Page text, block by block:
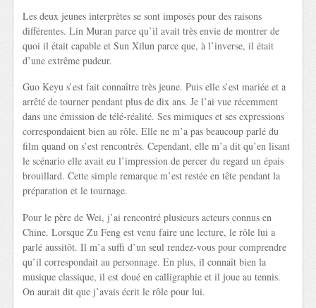
Les deux jeunes interprètes se sont imposés pour des raisons
différentes. Lin Muran parce qu’il avait très envie de montrer de
quoi il était capable et Sun Xilun parce que, à l’inverse, il était
d’une extrême pudeur.
Guo Keyu s’est fait connaître très jeune. Puis elle s’est mariée et a
arrêté de tourner pendant plus de dix ans. Je l’ai vue récemment
dans une émission de télé-réalité. Ses mimiques et ses expressions
correspondaient bien au rôle. Elle ne m’a pas beaucoup parlé du
film quand on s’est rencontrés. Cependant, elle m’a dit qu’en lisant
le scénario elle avait eu l’impression de percer du regard un épais
brouillard. Cette simple remarque m’est restée en tête pendant la
préparation et le tournage.
Pour le père de Wei, j’ai rencontré plusieurs acteurs connus en
Chine. Lorsque Zu Feng est venu faire une lecture, le rôle lui a
parlé aussitôt. Il m’a suffi d’un seul rendez-vous pour comprendre
qu’il correspondait au personnage. En plus, il connaît bien la
musique classique, il est doué en calligraphie et il joue au tennis.
On aurait dit que j’avais écrit le rôle pour lui.